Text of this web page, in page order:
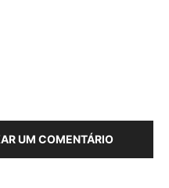
UM COMENTÁRIO